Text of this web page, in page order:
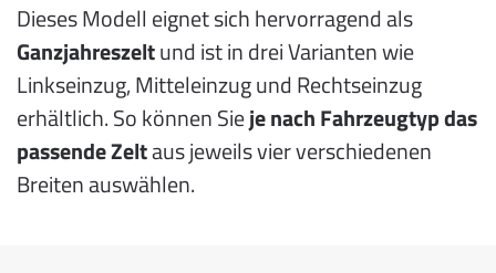
Dieses Modell eignet sich hervorragend als
Ganzjahreszeltund ist in drei Varianten wie
Linkseinzug, Mitteleinzug und Rechtseinzug
erhältlich. So können Sieje nach Fahrzeugtyp das
passende Zeltaus jeweils vier verschiedenen
Breiten auswählen.